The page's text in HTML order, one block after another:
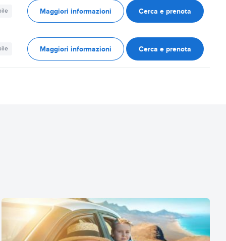
Maggiori informazioni Cerca e prenota
Maggiori informazioni Cerca e prenota